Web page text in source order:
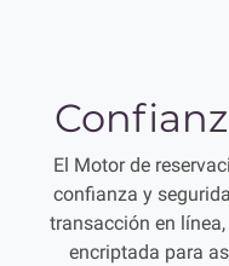
El Motor de
confianza y
transacción en
encriptada para